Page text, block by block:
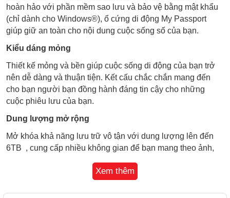
hoàn hảo với phần mềm sao lưu và bảo vệ bằng mật khẩu
(chỉ dành cho Windows®), ổ cứng di động My Passport
giúp giữ an toàn cho nội dung cuộc sống số của bạn.
Kiểu dáng mỏng
Thiết kế mỏng và bền giúp cuộc sống di động của bạn trở
nên dễ dàng và thuận tiện. Kết cấu chắc chắn mang đến
cho bạn người bạn đồng hành đáng tin cậy cho những
cuộc phiêu lưu của bạn.
Dung lượng mở rộng
Mở khóa khả năng lưu trữ vô tận với dung lượng lên đến
6TB , cung cấp nhiều không gian để bạn mang theo ảnh,
giúp bạn giữ mọi thứ an toàn trong tầm tay.
Xem thêm